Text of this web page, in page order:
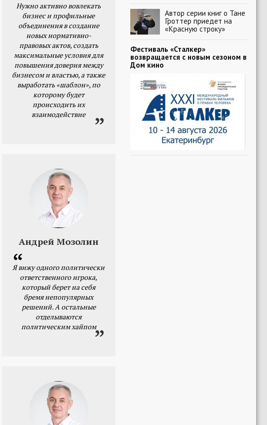
Нужно активно вовлекать
бизнес и профильные
объединения в создание
новых нормативно-
правовых актов, создать
максимальные условия для
повышения доверия между
бизнесом и властью, а также
выработать «шаблон», по
которому будет
происходить их
взаимодействие
Андрей Мозолин
Я вижу одного политически
ответственного игрока,
который берет на себя
бремя непопулярных
решений. А остальные
отделываются
политическим хайпом
Автор серии книг о Тане
Гроттер приедет на
«Красную строку»
Фестиваль «Сталкер»
возвращается с новым сезоном в
Дом кино